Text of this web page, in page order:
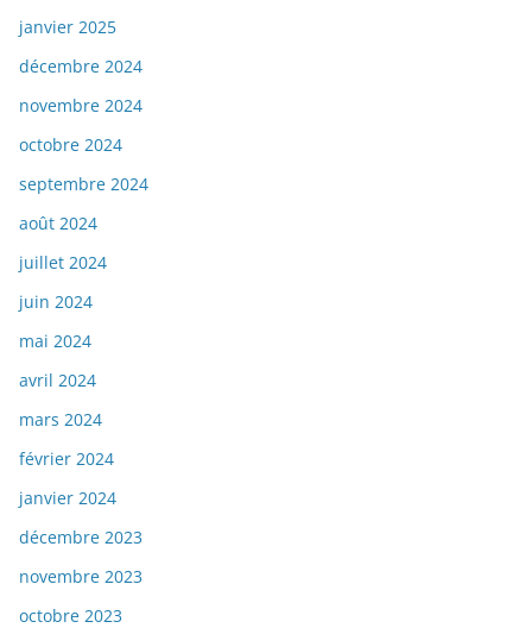
janvier 2025
décembre 2024
novembre 2024
octobre 2024
septembre 2024
août 2024
juillet 2024
juin 2024
mai 2024
avril 2024
mars 2024
février 2024
janvier 2024
décembre 2023
novembre 2023
octobre 2023